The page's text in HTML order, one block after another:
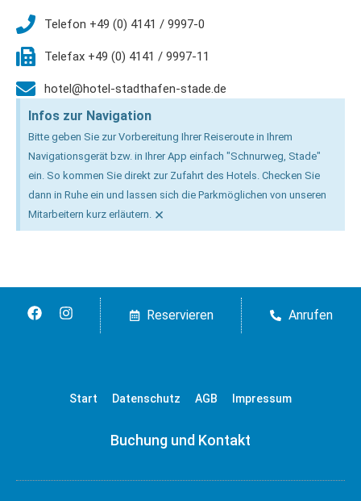
Telefon +49 (0) 4141 / 9997-0
Telefax +49 (0) 4141 / 9997-11
hotel@hotel-stadthafen-stade.de
Infos zur Navigation
Bitte geben Sie zur Vorbereitung Ihrer Reiseroute in Ihrem
Navigationsgerät bzw. in Ihrer App einfach "Schnurweg, Stade"
ein. So kommen Sie direkt zur Zufahrt des Hotels. Checken Sie
dann in Ruhe ein und lassen sich die Parkmöglichen von unseren
Mitarbeitern kurz erläutern. ×
Reservieren Anrufen
Start Datenschutz AGB Impressum
Buchung und Kontakt